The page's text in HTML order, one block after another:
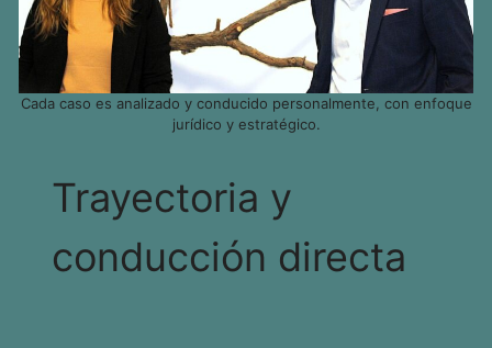
Cada caso es analizado y conducido personalmente, con enfoque
jurídico y estratégico.
Trayectoria y
conducción directa